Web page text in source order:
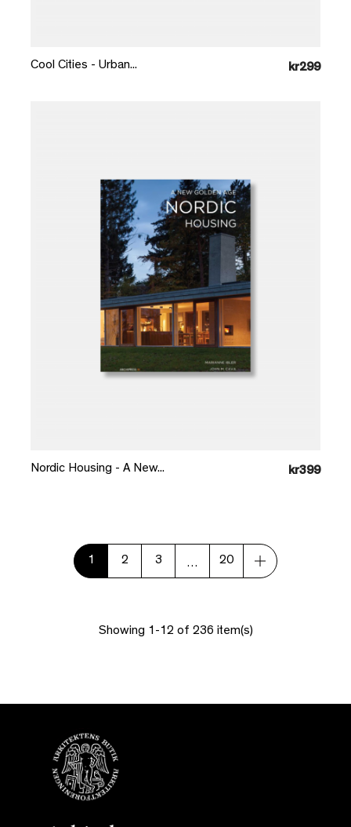
Cool Cities - Urban... kr299
Nordic Housing - A New... kr399
1 2 3 … 20
Showing 1-12 of 236 item(s)